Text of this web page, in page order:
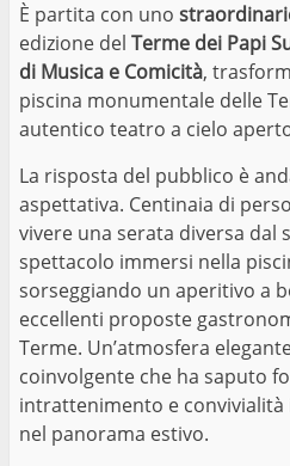
È partita con uno
edizione del Terme dei Papi
di Musica e Comicità,
piscina monumentale delle
autentico teatro a cielo
La risposta del pubblico è
aspettativa. Centinaia di
vivere una serata diversa dal
spettacolo immersi nella
sorseggiando un aperitivo a
eccellenti proposte
Terme. Un’atmosfera
coinvolgente che ha saputo
intrattenimento e convivialità
nel panorama estivo.